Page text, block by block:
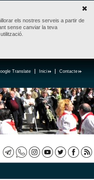
els nostres serveis a partir de
sense canviar la teva
Contacte
Inici
Translate